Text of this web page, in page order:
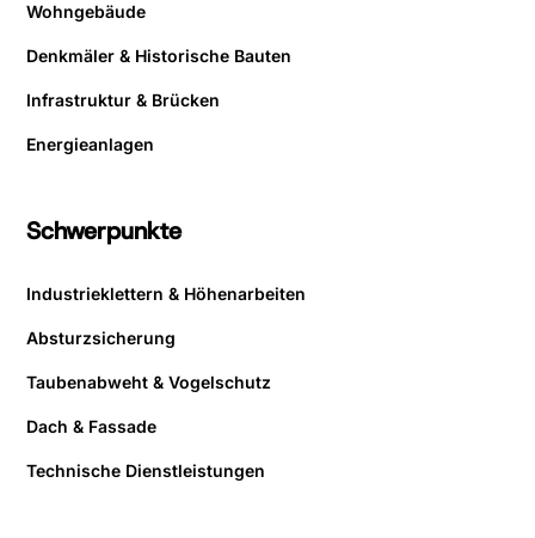
Wohngebäude
Denkmäler & Historische Bauten
Infrastruktur & Brücken
Energieanlagen
Schwerpunkte
Industrieklettern & Höhenarbeiten
Absturzsicherung
Taubenabweht & Vogelschutz
Dach & Fassade
Technische Dienstleistungen